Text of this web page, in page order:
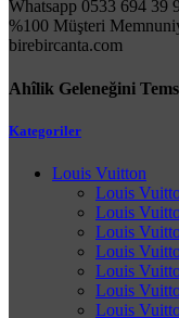
Whatsapp 0533 694 39
%100 Müşteri
birebircanta.com
Ahîlik Geleneğini
Kategoriler
Louis Vuitton
Louis
Louis
Louis
Louis
Louis
Louis
Louis